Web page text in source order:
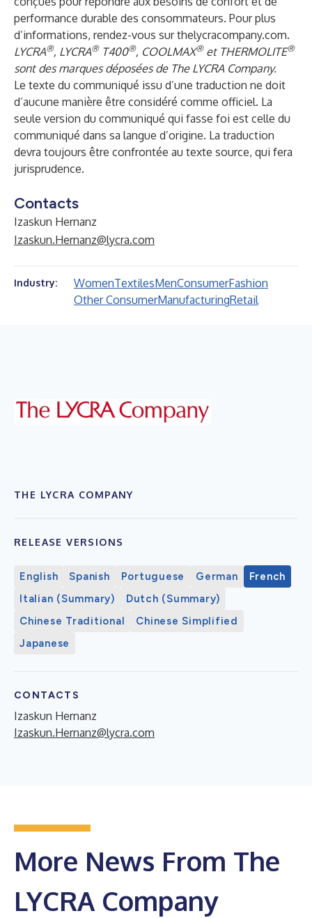
performance durable des consommateurs. Pour plus
d’informations, rendez-vous surthelycracompany.com.
LYCRA®, LYCRA®T400®, COOLMAX®et THERMOLITE®
sont des marques déposées de The LYCRA Company.
Le texte du communiqué issu d’une traduction ne doit
d’aucune manière être considéré comme officiel. La
seule version du communiqué qui fasse foi est celle du
communiqué dans sa langue d’origine. La traduction
devra toujours être confrontée au texte source, qui fera
jurisprudence.
Contacts
Izaskun Hernanz
Izaskun.Hernanz@lycra.com
Industry: WomenTextilesMenConsumerFashion
Other ConsumerManufacturingRetail
THE LYCRA COMPANY
RELEASE VERSIONS
English Spanish Portuguese German
French
Italian (Summary)
Dutch (Summary)
Chinese Traditional
Chinese Simplified
Japanese
CONTACTS
Izaskun Hernanz
Izaskun.Hernanz@lycra.com
More News From The
LYCRA Company